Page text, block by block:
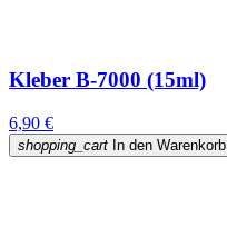
Kleber B-7000 (15ml)
6,90 €
shopping_cart In den Warenkorb